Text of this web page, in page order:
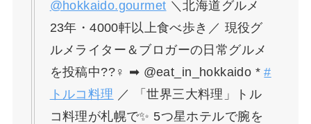
@hokkaido.gourmet ＼北海道グルメ
23年・4000軒以上食べ歩き／ 現役グ
ルメライター＆ブロガーの日常グルメ
を投稿中??‍♀️ ➡ @eat_in_hokkaido *#
トルコ料理 ／ 「世界三大料理」トル
コ料理が札幌で✨ 5つ星ホテルで腕を